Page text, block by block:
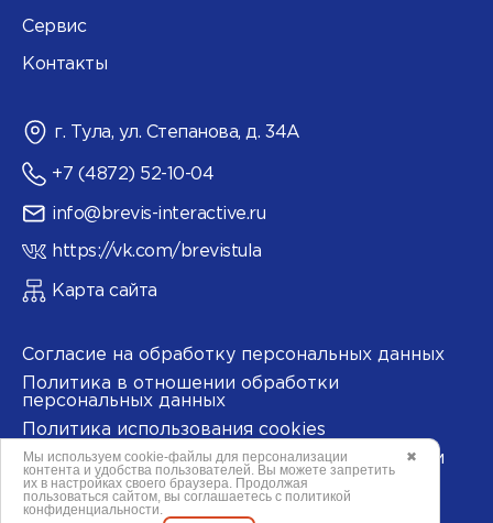
Сервис
Контакты
г. Тула, ул. Степанова, д. 34А
+7 (4872) 52-10-04
info@brevis-interactive.ru
https://vk.com/brevistula
Карта сайта
Согласие на обработку персональных данных
Политика в отношении обработки
персональных данных
Политика использования cookies
Согласие на обработку данных метрическими
программами
✖
Мы используем cookie-файлы для персонализации
контента и удобства пользователей. Вы можете запретить
их в настройках своего браузера. Продолжая
пользоваться сайтом, вы соглашаетесь с политикой
конфиденциальности.